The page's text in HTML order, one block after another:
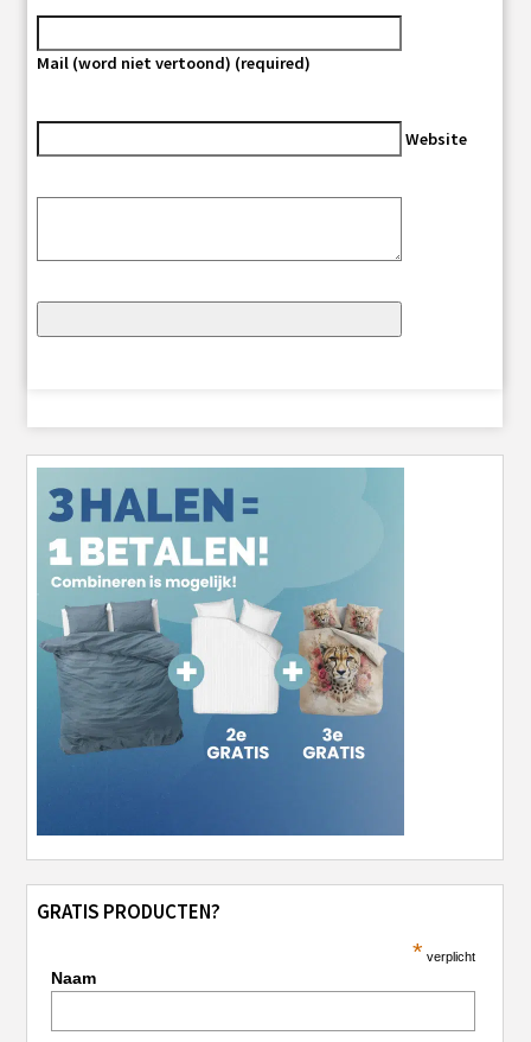
GRATIS PRODUCTEN?
* verplicht
Naam
Mail (word niet vertoond) (required)
Website